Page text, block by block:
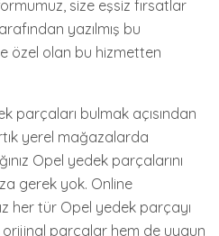
size eşsiz fırsatlar
yazılmış bu
özel olan bu hizmetten
parçaları bulmak açısından
yerel mağazalarda
Opel yedek parçalarını
gerek yok. Online
her tür Opel yedek parçayı
parçalar hem de uygun